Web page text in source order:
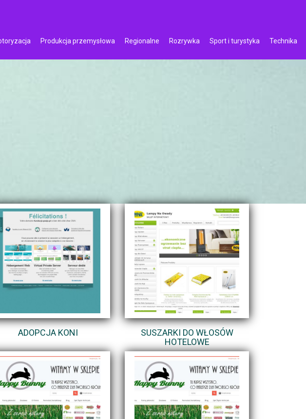
Produkcja przemysłowa Regionalne Rozrywka Sport i turystyka
Technika
ADOPCJA KONI
SUSZARKI DO WŁOSÓW
HOTELOWE